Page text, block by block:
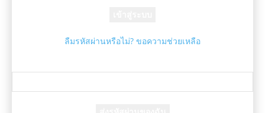
ลืมรหัสผ่านหรือไม่? ขอความช่วยเหลือ